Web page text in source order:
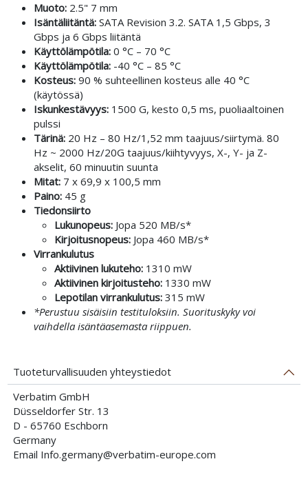
Muoto: 2.5" 7 mm
Isäntäliitäntä: SATA Revision 3.2. SATA 1,5 Gbps, 3
Gbps ja 6 Gbps liitäntä
Käyttölämpötila: 0 °C – 70 °C
Käyttölämpötila: -40 °C – 85 °C
Kosteus: 90 % suhteellinen kosteus alle 40 °C
(käytössä)
Iskunkestävyys: 1500 G, kesto 0,5 ms, puoliaaltoinen
pulssi
Tärinä: 20 Hz – 80 Hz/1,52 mm taajuus/siirtymä. 80
Hz ~ 2000 Hz/20G taajuus/kiihtyvyys, X-, Y- ja Z-
akselit, 60 minuutin suunta
Mitat: 7 x 69,9 x 100,5 mm
Paino: 45 g
Tiedonsiirto
Lukunopeus: Jopa 520 MB/s*
Kirjoitusnopeus: Jopa 460 MB/s*
Virrankulutus
Aktiivinen lukuteho: 1310 mW
Aktiivinen kirjoitusteho: 1330 mW
Lepotilan virrankulutus: 315 mW
*Perustuu sisäisiin testituloksiin. Suorituskyky voi
vaihdella isäntäasemasta riippuen.
Tuoteturvallisuuden yhteystiedot
Verbatim GmbH
Düsseldorfer Str. 13
D - 65760 Eschborn
Germany
Email Info.germany@verbatim-europe.com